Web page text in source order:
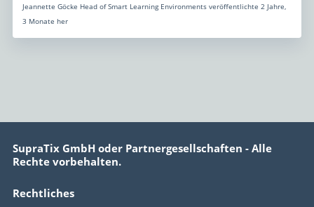
Jeannette Göcke Head of Smart Learning Environments veröffentlichte 2 Jahre,
3 Monate her
SupraTix GmbH oder Partnergesellschaften - Alle
Rechte vorbehalten.
Rechtliches